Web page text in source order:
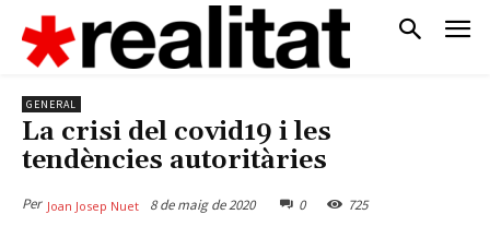
GENERAL
La crisi del covid19 i les
tendències autoritàries
Per Joan Josep Nuet 8 de maig de 2020 0 725